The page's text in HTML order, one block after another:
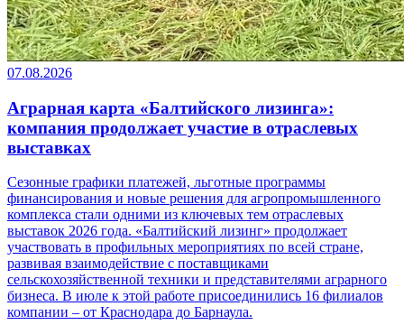
07.08.2026
Аграрная карта «Балтийского лизинга»:
компания продолжает участие в отраслевых
выставках
Сезонные графики платежей, льготные программы
финансирования и новые решения для агропромышленного
комплекса стали одними из ключевых тем отраслевых
выставок 2026 года. «Балтийский лизинг» продолжает
участвовать в профильных мероприятиях по всей стране,
развивая взаимодействие с поставщиками
сельскохозяйственной техники и представителями аграрного
бизнеса. В июле к этой работе присоединились 16 филиалов
компании – от Краснодара до Барнаула.